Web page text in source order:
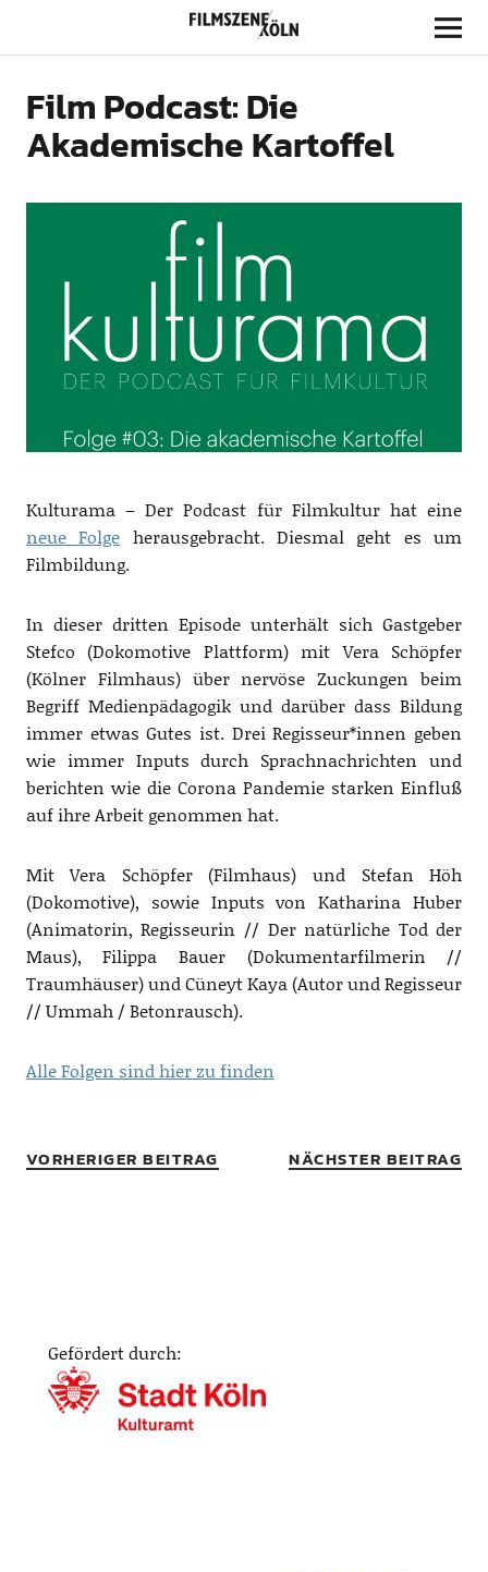
Filmszene Köln
Film Podcast: Die
Akademische Kartoffel
Kulturama – Der Podcast für Filmkultur hat eine
neue Folge herausgebracht. Diesmal geht es um
Filmbildung.
In dieser dritten Episode unterhält sich Gastgeber
Stefco (Dokomotive Plattform) mit Vera Schöpfer
(Kölner Filmhaus) über nervöse Zuckungen beim
Begriff Medienpädagogik und darüber dass Bildung
immer etwas Gutes ist. Drei Regisseur*innen geben
wie immer Inputs durch Sprachnachrichten und
berichten wie die Corona Pandemie starken Einfluß
auf ihre Arbeit genommen hat.
Mit Vera Schöpfer (Filmhaus) und Stefan Höh
(Dokomotive), sowie Inputs von Katharina Huber
(Animatorin, Regisseurin // Der natürliche Tod der
Maus), Filippa Bauer (Dokumentarfilmerin //
Traumhäuser) und Cüneyt Kaya (Autor und Regisseur
// Ummah / Betonrausch).
Alle Folgen sind hier zu finden
VORHERIGER BEITRAG NÄCHSTER BEITRAG
Gefördert durch: